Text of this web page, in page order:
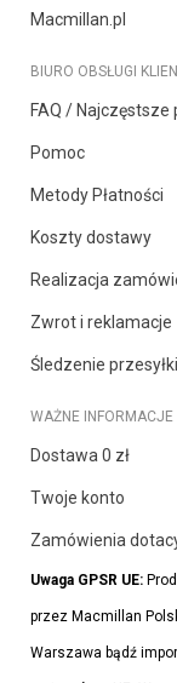
Macmillan.pl
BIURO OBSŁUGI
FAQ / Najczęstsze
Pomoc
Metody Płatności
Koszty dostawy
Realizacja
Zwrot i reklamacje
Śledzenie przesyłki
WAŻNE INFORMACJE
Dostawa 0 zł
Twoje konto
Zamówienia
Uwaga GPSR UE:
przez Macmillan
Warszawa bądź